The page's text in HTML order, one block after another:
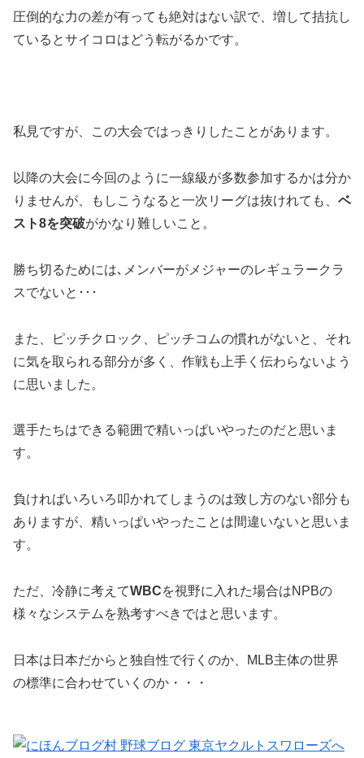
圧倒的な力の差が有っても絶対はない訳で、増して拮抗し
ているとサイコロはどう転がるかです。
私見ですが、この大会ではっきりしたことがあります。
以降の大会に今回のように一線級が多数参加するかは分か
りませんが、もしこうなると一次リーグは抜けれても、 ベ
スト8を突破がかなり難しいこと。
勝ち切るためには､メンバーがメジャーのレギュラークラ
スでないと･･･
また、ピッチクロック、ピッチコムの慣れがないと、それ
に気を取られる部分が多く、作戦も上手く伝わらないよう
に思いました。
選手たちはできる範囲で精いっぱいやったのだと思いま
す。
負ければいろいろ叩かれてしまうのは致し方のない部分も
ありますが、精いっぱいやったことは間違いないと思いま
す。
ただ、冷静に考えてWBCを視野に入れた場合はNPBの
様々なシステムを熟考すべきではと思います。
日本は日本だからと独自性で行くのか、MLB主体の世界
の標準に合わせていくのか・・・